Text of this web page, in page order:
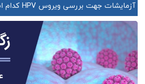
آزمایشات جهت بررسی ویروس HPV کدام است؟